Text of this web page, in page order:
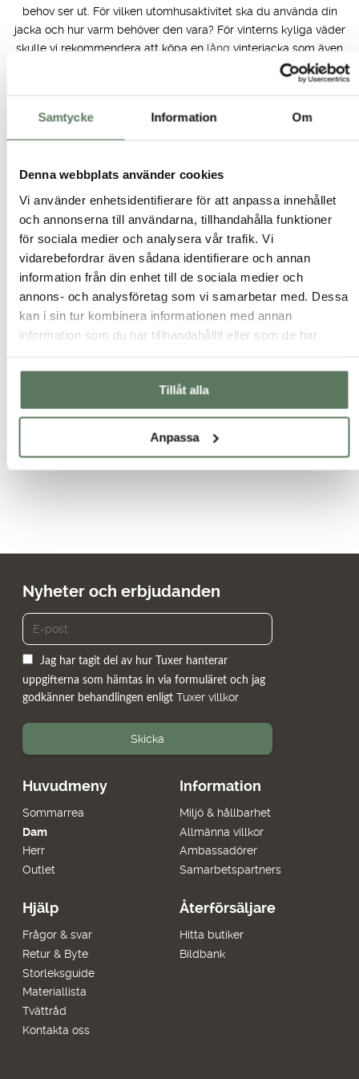
Samtycke Information Om
Denna webbplats använder cookies
Vi använder enhetsidentifierare för att anpassa innehållet
och annonserna till användarna, tillhandahålla funktioner
för sociala medier och analysera vår trafik. Vi
vidarebefordrar även sådana identifierare och annan
information från din enhet till de sociala medier och
annons- och analysföretag som vi samarbetar med. Dessa
kan i sin tur kombinera informationen med annan
information som du har tillhandahållit eller som de har
Tillåt alla
Anpassa
behov ser ut. För vilken utomhusaktivitet ska du använda din
jacka och hur varm behöver den vara? För vinterns kyliga väder
skulle vi rekommendera att köpa en lång vinterjacka som även
och snygga
vinterjackor för dam i flera färger som blå och röd. Ska du
undersöka om jackan andas och om den har ventilation. Det är
även viktigt att undersöka vilken vattentäthet friluftsjackan har
övergångsjacka för vår och höst. Med lätt fyllning är den
lagom varm samtidigt som den är lätt och smidig att bära. I
vårt utbud av fritidsjackor dam hittar du även fodrad
regnjacka , fodrade skjortjackor , samt tunnare jackor som
Jacket
för vårens alla aktiviteter. Köp din regn och vindjacka till
dam online. Oavsett om du vill ha en snygg svart vårjacka att
båten, har vi det du behöver för att lyckat äventyr.
Fritidsjackor till dam i stora storlekar
storlekar, från XS-5XL. Behöver du en stilren lättviktsjacka till
dam i stora storlekar eller en skaljacka till vandringen i stora
storlekar har vi allt för dina behov.
Huvudmeny
Sommarrea
Dam
Herr
Outlet
Information
Miljö & hållbarhet
Allmänna villkor
Ambassadörer
Samarbetspartners
Hjälp
Frågor & svar
Retur & Byte
Storleksguide
Materiallista
Tvättråd
Kontakta oss
Återförsäljare
Hitta butiker
Bildbank
Nyheter och erbjudanden
Jag har tagit del av hur Tuxer hanterar
uppgifterna som hämtas in via formuläret och jag
godkänner behandlingen enligt Tuxer villkor
Skicka